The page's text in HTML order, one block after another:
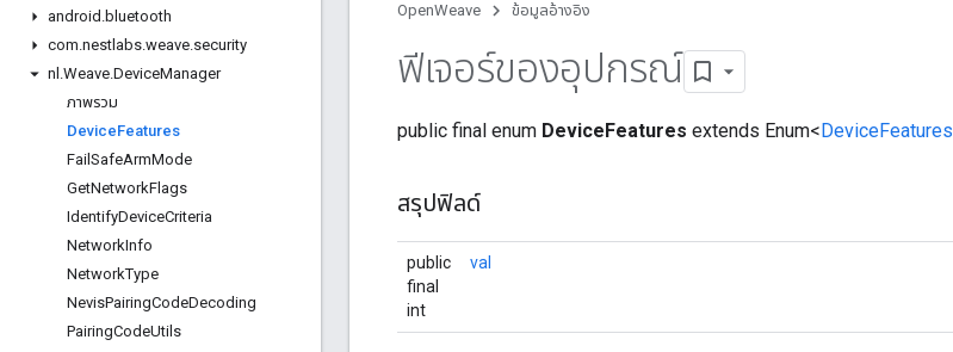
android .bluetooth
com.nestlabs.weave.security
nl .Weave.DeviceManager
ภาพรวม
DeviceFeatures
Fail SafeArmMode
GetNetworkFlags
IdentifyDeviceCriteria
NetworkInfo
NetworkType
NevisPairingCodeDecoding
PairingCodeUtils
OpenWeave ข้อมูลอ้างอิง
ฟีเจอร์ของอุปกรณ์
public final enum DeviceFeatures extends Enum<DeviceFeatures
สรุปฟิลด์
public
final
int
val